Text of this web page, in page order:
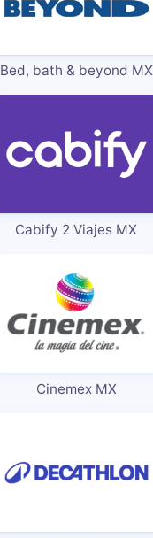
Bed, bath & beyond MX
Cabify 2 Viajes MX
Cinemex MX